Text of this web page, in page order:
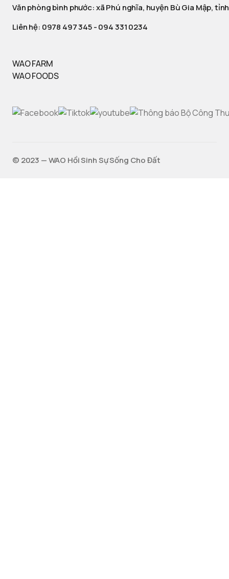
Văn phòng bình phước: xã Phú nghĩa, huyện Bù Gia Mập,
Liên hệ: 0978 497 345-094 331 0234
WAO FARM
WAO FOODS
©️ 2023 — WAO Hồi Sinh Sự Sống Cho Đất